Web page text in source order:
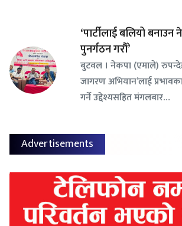
‘पार्टीलाई बलियो बनाउन
पुनर्गठन गरौँ’
बुटवल । नेकपा (एमाले)
जागरण अभियान’लाई
गर्ने उद्देश्यसहित मंगलबार…
Advertisements